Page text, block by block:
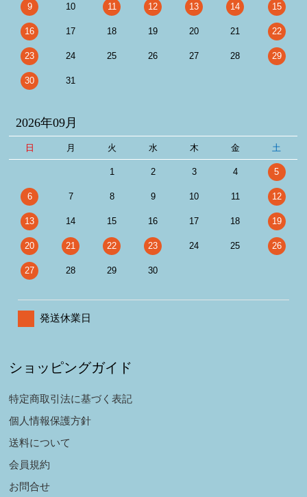
9 10 11 12 13 14 15
16 17 18 19 20 21 22
23 24 25 26 27 28 29
30 31
2026年09月
日 月 火 水 木 金 土
1 2 3 4 5
6 7 8 9 10 11 12
13 14 15 16 17 18 19
20 21 22 23 24 25 26
27 28 29 30
発送休業日
ショッピングガイド
特定商取引法に基づく表記
個人情報保護方針
送料について
会員規約
お問合せ